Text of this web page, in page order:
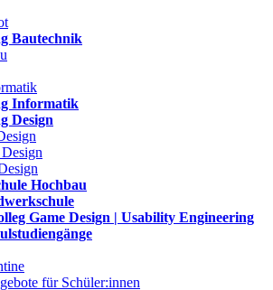
Bautechnik
Informatik
Design
Hochbau
Game Design | Usability Engineering
für Schüler:innen